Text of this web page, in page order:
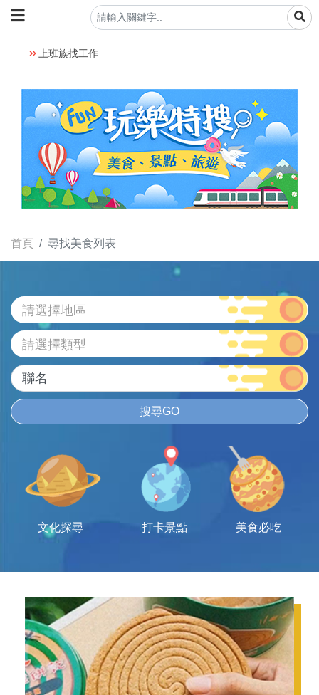
上班族找工作
首頁 尋找美食列表
請選擇地區
請選擇類型
搜尋GO
文化探尋 打卡景點 美食必吃